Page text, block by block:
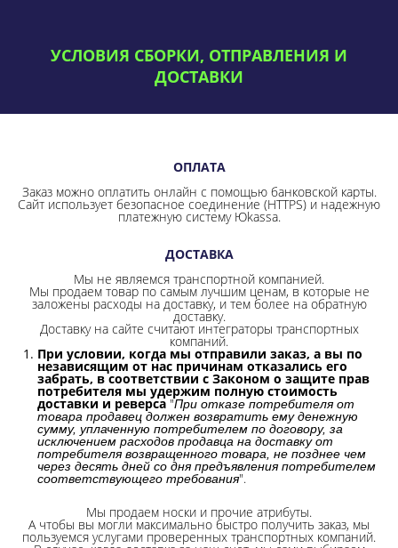
УСЛОВИЯ СБОРКИ, ОТПРАВЛЕНИЯ И
ДОСТАВКИ
ОПЛАТА
Заказ можно оплатить онлайн с помощью банковской карты.
Сайт использует безопасное соединение (HTTPS) и надежную
платежную систему Юkassa.
ДОСТАВКА
Мы не являемся транспортной компанией.
Мы продаем товар по самым лучшим ценам, в которые не
заложены расходы на доставку, и тем более на обратную
доставку.
Доставку на сайте считают интеграторы транспортных
компаний.
При условии, когда мы отправили заказ, а вы по
независящим от нас причинам отказались его
забрать, в соответствии с Законом о защите прав
потребителя мы удержим полную стоимость
доставки и реверса "При отказе потребителя от
товара продавец должен возвратить ему денежную
сумму, уплаченную потребителем по договору, за
исключением расходов продавца на доставку от
потребителя возвращенного товара, не позднее чем
через десять дней со дня предъявления потребителем
соответствующего требования".
Мы продаем носки и прочие атрибуты.
А чтобы вы могли максимально быстро получить заказ, мы
пользуемся услугами проверенных транспортных компаний.